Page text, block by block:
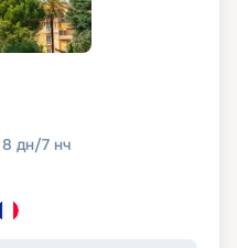
8 дн/7 нч